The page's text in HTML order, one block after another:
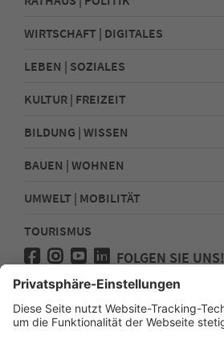
WIRTSCHAFT | DIGITALES
LEBEN | SOZIALES
KULTUR | FREIZEIT
BILDUNG | WISSEN
BAUEN | WOHNEN
UMWELT | MOBILITÄT
TOURISMUS
FOLGEN SIE UNS!
Presse
Kontakt